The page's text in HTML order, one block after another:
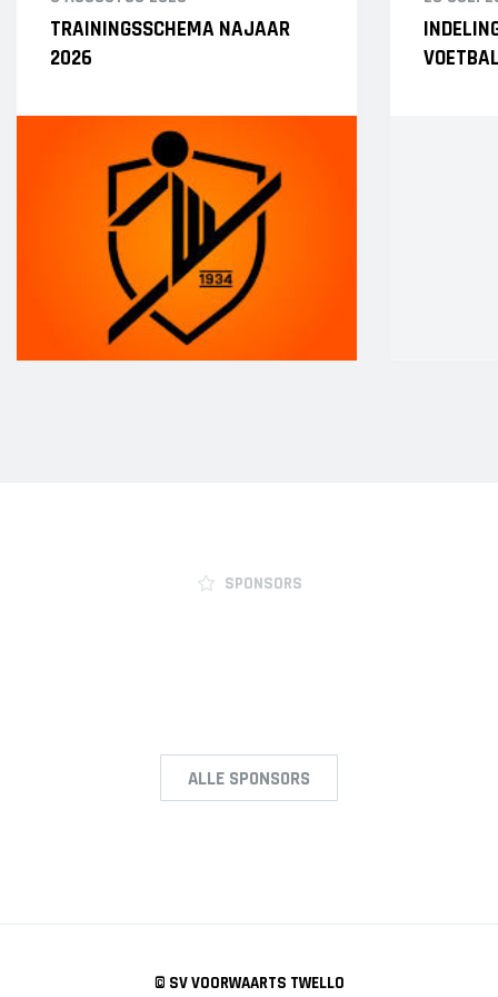
Heren 1
TRAININGSSCHEMA NAJAAR
2026
SPONSORS
ALLE SPONSORS
© SV VOORWAARTS TWELLO